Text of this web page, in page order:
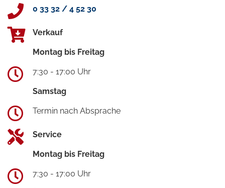
0 33 32 / 4 52 30
Verkauf
Montag bis Freitag
7:30 - 17:00 Uhr
Samstag
Termin nach Absprache
Service
Montag bis Freitag
7:30 - 17:00 Uhr